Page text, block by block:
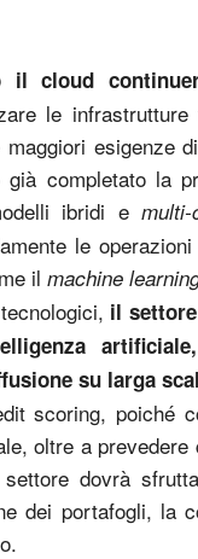
il cloud
le
maggiori esigenze
già completato la
ibridi emulti-
le
il machine
il
su larga
scoring, poiché
oltre a
dovrà
dei portafogli, la